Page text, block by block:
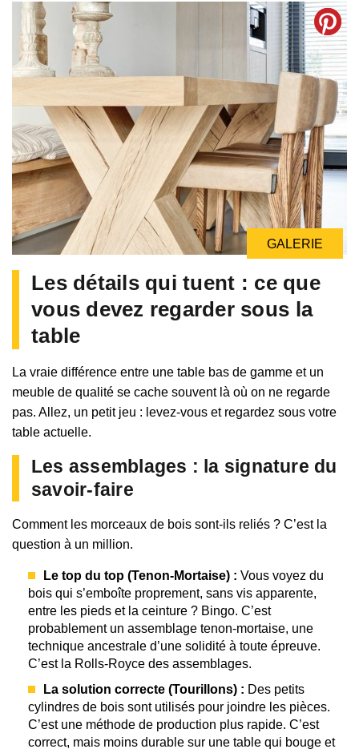
GALERIE
Les détails qui tuent : ce que
vous devez regarder sous la
table
La vraie différence entre une table bas de gamme et un
meuble de qualité se cache souvent là où on ne regarde
pas. Allez, un petit jeu : levez-vous et regardez sous votre
table actuelle.
Les assemblages : la signature du
savoir-faire
Comment les morceaux de bois sont-ils reliés ? C’est la
question à un million.
Le top du top (Tenon-Mortaise) : Vous voyez du
bois qui s’emboîte proprement, sans vis apparente,
entre les pieds et la ceinture ? Bingo. C’est
probablement un assemblage tenon-mortaise, une
technique ancestrale d’une solidité à toute épreuve.
C’est la Rolls-Royce des assemblages.
La solution correcte (Tourillons) : Des petits
cylindres de bois sont utilisés pour joindre les pièces.
C’est une méthode de production plus rapide. C’est
correct, mais moins durable sur une table qui bouge et